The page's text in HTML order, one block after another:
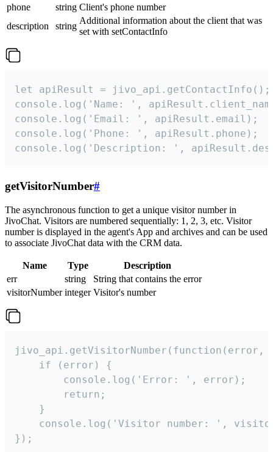
phone
string Client's phone number
description
string
Additional information about the client that was
set with setContactInfo
let apiResult = jivo_api.getContactInfo();
console.log('Name: ',
console.log('Email: ', apiResult.email);
console.log('Phone: ', apiResult.phone);
console.log('Description: ',
getVisitorNumber#
The asynchronous function to get a unique visitor number in
JivoChat. Visitors are numbered sequentially: 1, 2, 3, etc. Visitor
number is displayed in the agent's App and archives and can be used
to associate JivoChat data with the CRM data.
Name Type
Description
err
string
String that contains the error
visitorNumber integer Visitor's number
jivo_api.getVisitorNumber(function(error,
    if (error) {
        console.log('Error: ', error);
        return;
    }
console.log('Visitor number: ',
});